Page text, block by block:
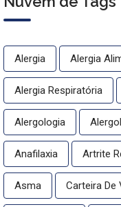
Alergia Alergia
Alergia Respiratória
Alergologia
Anafilaxia Artrite
Asma Carteira De